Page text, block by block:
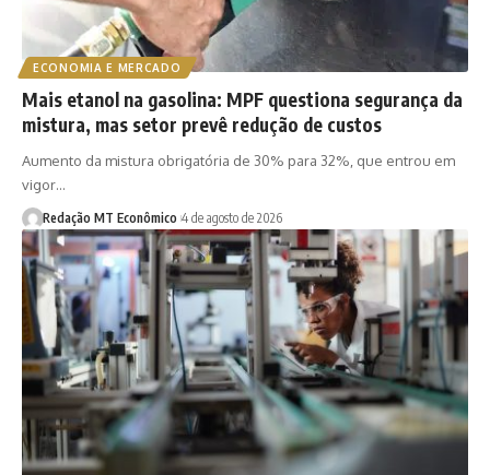
ECONOMIA E MERCADO
Mais etanol na gasolina: MPF questiona segurança da
mistura, mas setor prevê redução de custos
Aumento da mistura obrigatória de 30% para 32%, que entrou em
vigor…
Redação MT Econômico 4 de agosto de 2026